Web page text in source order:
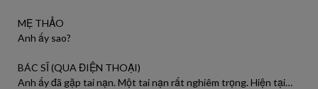
MẸ THẢO
Anh ấy sao?
BÁC SĨ (QUA ĐIỆN THOẠI)
Anh ấy đã gặp tai nạn. Một tai nạn rất nghiêm trọng. Hiện tại…